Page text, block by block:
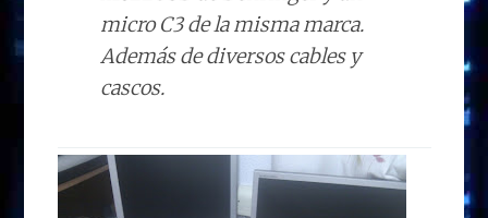
micro C3 de la misma marca.
Además de diversos cables y
cascos.